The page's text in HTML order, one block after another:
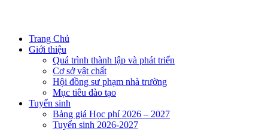
Trang Chủ
Giới thiệu
Quá trình thành lập và phát triển
Cơ sở vật chất
Hội đồng sư phạm nhà trường
Mục tiêu đào tạo
Tuyển sinh
Bảng giá Học phí 2026 – 2027
Tuyển sinh 2026-2027